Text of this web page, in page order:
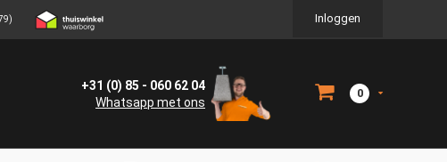
Inloggen
+31 (0) 85 - 060 62 04
Whatsapp met ons
0